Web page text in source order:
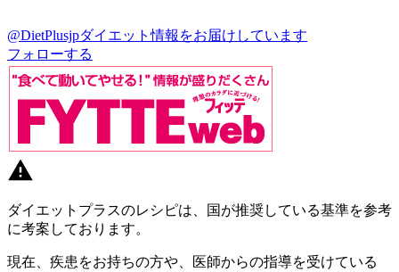
@DietPlusjpダイエット情報をお届けしています
フォローする
ダイエットプラスのレシピは、国が推奨している基準を参考
に考案しております。
現在、疾患をお持ちの方や、医師からの指導を受けている